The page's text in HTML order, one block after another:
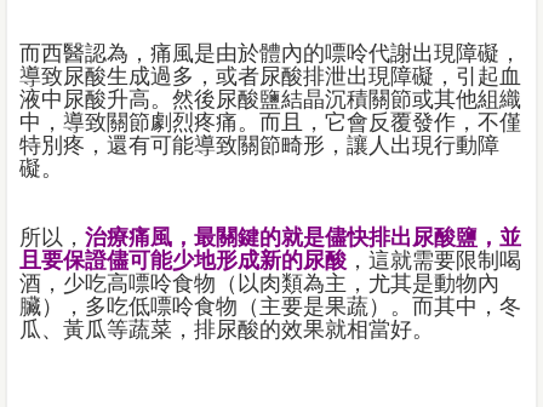
而西醫認為，痛風是由於體內的嘌呤代謝出現障礙，
導致尿酸生成過多，或者尿酸排泄出現障礙，引起血
液中尿酸升高。然後尿酸鹽結晶沉積關節或其他組織
中，導致關節劇烈疼痛。而且，它會反覆發作，不僅
特別疼，還有可能導致關節畸形，讓人出現行動障
礙。
所以， 治療痛風，最關鍵的就是儘快排出尿酸鹽，並
且要保證儘可能少地形成新的尿酸 ，這就需要限制喝
酒，少吃高嘌呤食物（以肉類為主，尤其是動物內
臟），多吃低嘌呤食物（主要是果蔬）。而其中，冬
瓜、黃瓜等蔬菜，排尿酸的效果就相當好。